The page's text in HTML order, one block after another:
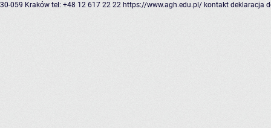
30-059 Kraków tel: +48 12 617 22 22 https://www.agh.edu.pl/ kontakt deklaracja